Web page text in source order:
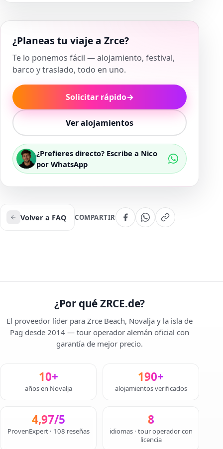
¿Planeas tu viaje a Zrce?
Te lo ponemos fácil — alojamiento, festival,
barco y traslado, todo en uno.
Solicitar rápido→
Ver alojamientos
¿Prefieres directo? Escribe a Nico
por WhatsApp
Volver a FAQ COMPARTIR
¿Por qué ZRCE.de?
El proveedor líder para Zrce Beach, Novalja y la isla de
Pag desde 2014 — tour operador alemán oficial con
garantía de mejor precio.
10+
años en Novalja
190+
alojamientos verificados
4,97/5
ProvenExpert · 108 reseñas
8
idiomas · tour operador con
licencia